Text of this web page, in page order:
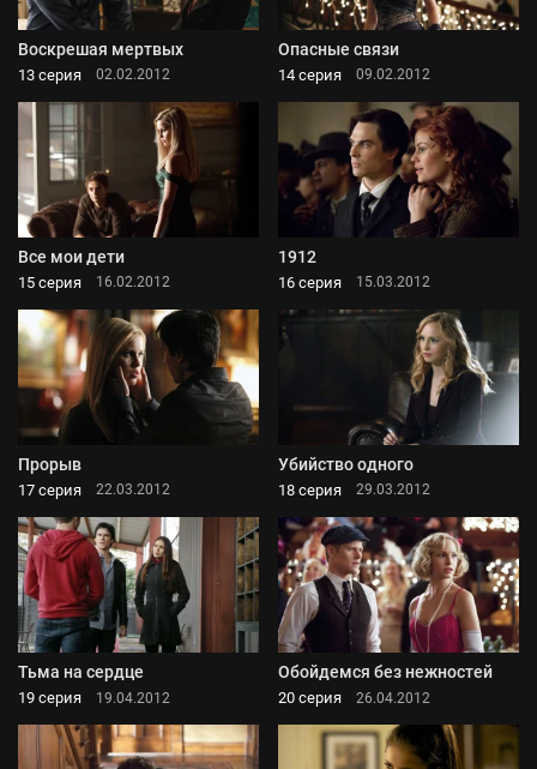
Воскрешая мертвых
13 серия 02.02.2012
Опасные связи
14 серия 09.02.2012
Все мои дети
15 серия 16.02.2012
1912
16 серия 15.03.2012
Прорыв
17 серия 22.03.2012
Убийство одного
18 серия 29.03.2012
Тьма на сердце
19 серия 19.04.2012
Обойдемся без нежностей
20 серия 26.04.2012